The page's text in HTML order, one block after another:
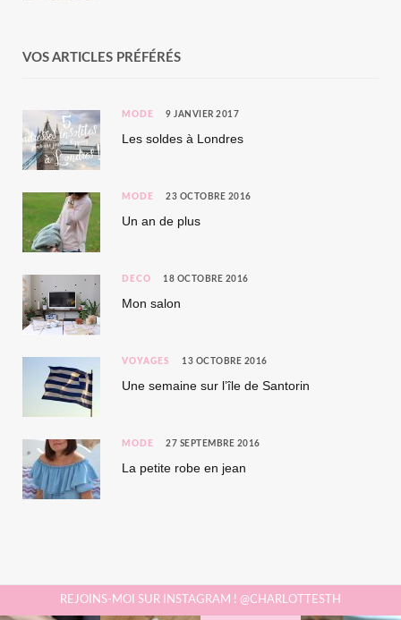
VOS ARTICLES PRÉFÉRÉS
MODE 9 JANVIER 2017
Les soldes à Londres
MODE 23 OCTOBRE 2016
Un an de plus
DÉCO 18 OCTOBRE 2016
Mon salon
VOYAGES 13 OCTOBRE 2016
Une semaine sur l’île de Santorin
MODE 27 SEPTEMBRE 2016
La petite robe en jean
REJOINS-MOI SUR INSTAGRAM ! @CHARLOTTESTH